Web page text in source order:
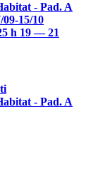
- Pad. A
15/10
h 19 — 21
- Pad. A